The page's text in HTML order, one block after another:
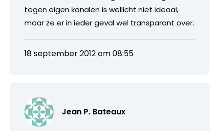
tegen eigen kanalen is wellicht niet ideaal,
maar ze er in ieder geval wel transparant over.
18 september 2012 om 08:55
Jean P. Bateaux